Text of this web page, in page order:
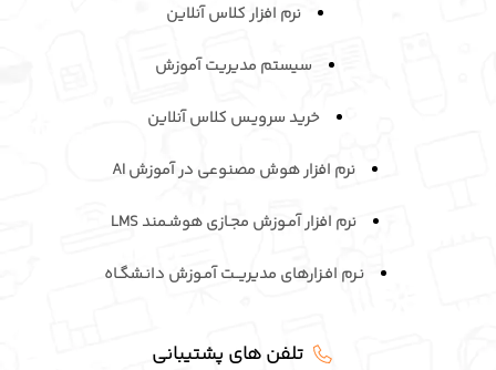
نرم افزار کلاس آنلاین
سیستم مدیریت آموزش
خرید سرویـس کلاس آنلاین
نرم افزار هوش مصنوعی در آموزش AI
نرم افزار آمـوزش مجـازی هوشـمند LMS
نـرم افـزارهای مدیریــت آمـوزش دانـشگـاه
تلفن های پشتیبانی